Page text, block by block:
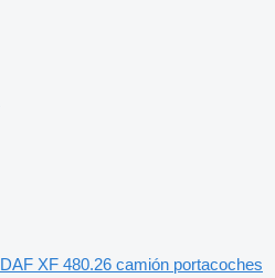
DAF XF 480.26 camión portacoches